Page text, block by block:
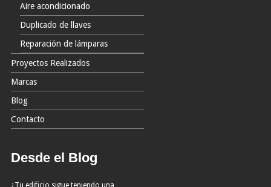
Aire acondicionado
Duplicado de llaves
Reparación de lámparas
Proyectos Realizados
Marcas
Blog
Contacto
Desde el Blog
¿Tu edificio sigue teniendo una